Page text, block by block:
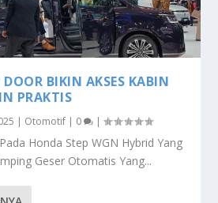
BIKIN AKSES KABIN
PRAKTIS
| Otomotif | 0 |
Honda Step WGN Hybrid Yang
Geser Otomatis Yang...